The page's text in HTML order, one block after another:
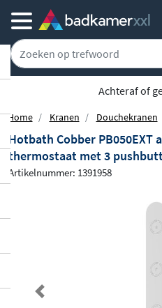
Achteraf of
Home Kranen Douchekranen
Hotbath Cobber
thermostaat met 3
Artikelnummer: 1391958
Previous